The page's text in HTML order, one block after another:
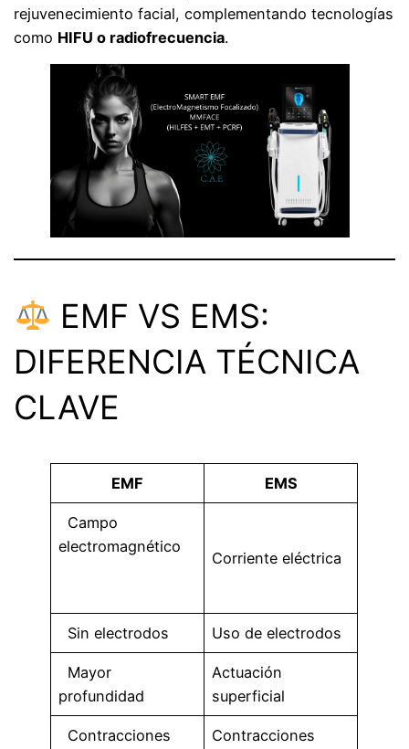
rejuvenecimiento facial, complementando tecnologías
como HIFU o radiofrecuencia.
EMF VS EMS:
DIFERENCIA TÉCNICA
CLAVE
EMF EMS
Campo
electromagnético
Corriente eléctrica
Sin electrodos Uso de electrodos
Mayor
profundidad
Actuación
superficial
Contracciones
Contracciones